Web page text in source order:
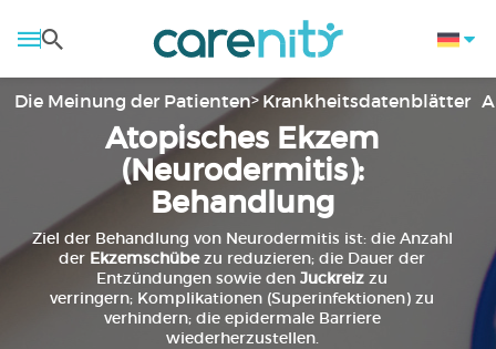
Die Meinung der Patienten Krankheitsdatenblätter
Atopisches Ekzem
(Neurodermitis):
Behandlung
Ziel der Behandlung von Neurodermitis ist: die Anzahl
der Ekzemschübezu reduzieren; die Dauer der
Entzündungen sowie denJuckreiz zu
verringern; Komplikationen (Superinfektionen) zu
verhindern; die epidermale Barriere
wiederherzustellen.